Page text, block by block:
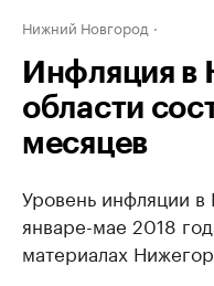
Нижний Новгород
Инфляция в
области
месяцев
Уровень инфляции
январе-мае 2018
материалах